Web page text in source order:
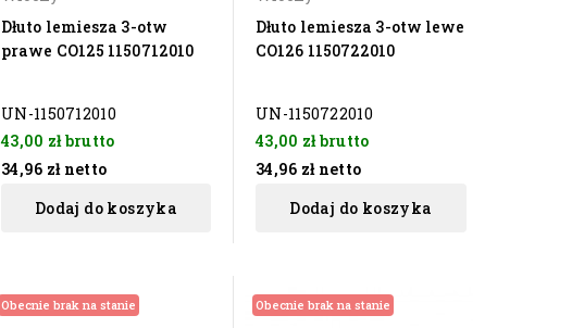
Dłuto lemiesza 3-otw
prawe CO125 1150712010
UN-1150712010
43,00 złbrutto
34,96 zł netto
Dodaj do koszyka
Dłuto lemiesza 3-otw lewe
CO126 1150722010
UN-1150722010
43,00 złbrutto
34,96 zł netto
Dodaj do koszyka
Obecnie brak na stanie Obecnie brak na stanie